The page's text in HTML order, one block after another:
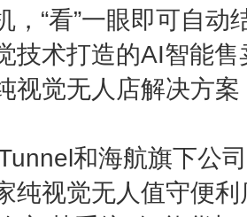
，“看”一眼即可自
技术打造的AI智能
视觉无人店解决方
和海航旗下公司
纯视觉无人值守便